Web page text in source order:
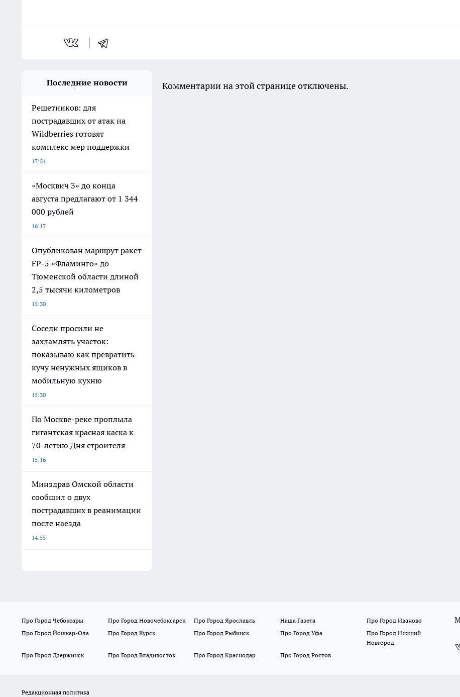
Последние новости
Решетников: для
пострадавших от атак на
Wildberries готовят
комплекс мер поддержки
17:54
«Москвич 3» до конца
августа предлагают от 1 344
000 рублей
16:17
Опубликован маршрут ракет
FP-5 «Фламинго» до
Тюменской области длиной
2,5 тысячи километров
15:30
Соседи просили не
захламлять участок:
показываю как превратить
кучу ненужных ящиков в
мобильную кухню
15:30
По Москве-реке проплыла
гигантская красная каска к
70-летию Дня строителя
15:16
Минздрав Омской области
сообщил о двух
пострадавших в реанимации
после наезда
14:55
Комментарии на этой странице отключены.
Про Город Чебоксары Про Город Новочебоксарск Про Город Ярославль Наша Газета
Про Город Иваново
Про Город Йошкар-Ола
Про Город Курск Про Город Рыбинск Про Город Уфа
Про Город Нижний
Новгород
Про Город Дзержинск
Про Город Владивосток Про Город Краснодар Про Город Ростов
Редакционная политика